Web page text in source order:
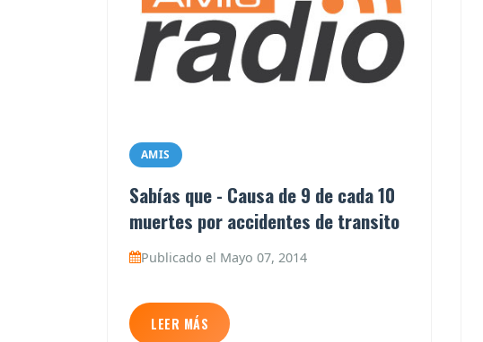
AMIS
Sabías que - Causa de 9 de cada 10
muertes por accidentes de transito
Publicado el Mayo 07, 2014
LEER MÁS